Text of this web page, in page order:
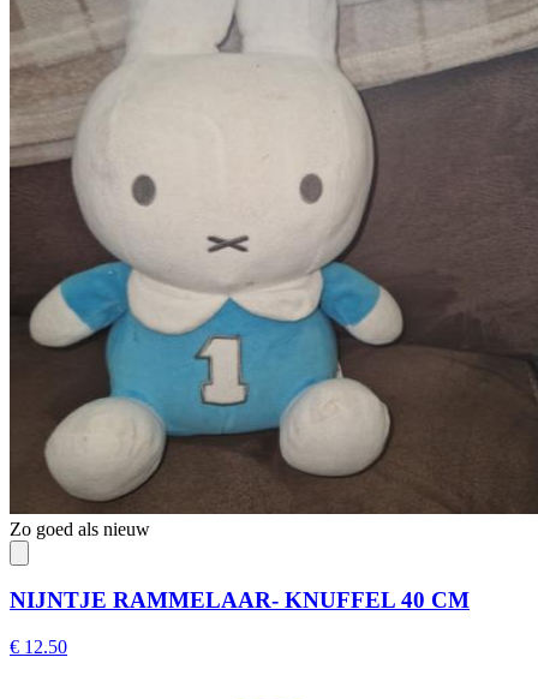
Zo goed als nieuw
NIJNTJE RAMMELAAR- KNUFFEL 40 CM
€ 12.50